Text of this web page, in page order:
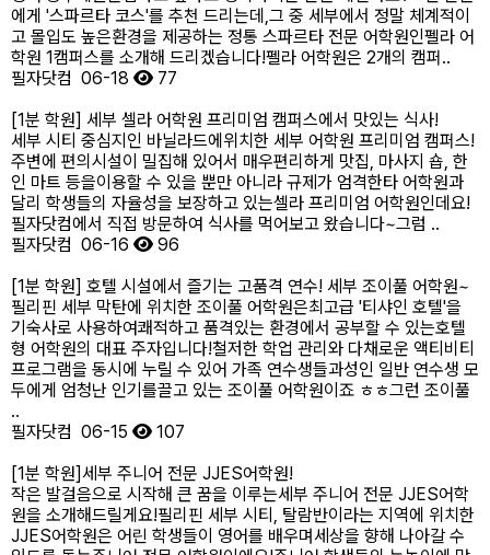
에게 '스파르타 코스'를 추천 드리는데,그 중 세부에서 정말 체계적이
고 몰입도 높은환경을 제공하는 정통 스파르타 전문 어학원인펠라 어
학원 1캠퍼스를 소개해 드리겠습니다!​펠라 어학원은 2개의 캠퍼..
필자닷컴 06-18
77
[1분 학원] 세부 셀라 어학원 프리미엄 캠퍼스에서 맛있는 식사!
세부 시티 중심지인 바닐라드에위치한 세부 어학원 프리미엄 캠퍼스!​
주변에 편의시설이 밀집해 있어서 매우편리하게 맛집, 마사지 숍, 한
인 마트 등을이용할 수 있을 뿐만 아니라 규제가 엄격한타 어학원과
달리 학생들의 자율성을 보장하고 있는셀라 프리미엄 어학원인데요!​
필자닷컴에서 직접 방문하여 식사를 먹어보고 왔습니다~​그럼 ..
필자닷컴 06-16
96
[1분 학원] 호텔 시설에서 즐기는 고품격 연수! 세부 조이풀 어학원~
필리핀 세부 막탄에 위치한 조이풀 어학원은최고급 '티샤인 호텔'을
기숙사로 사용하여쾌적하고 품격있는 환경에서 공부할 수 있는호텔
형 어학원의 대표 주자입니다!철저한 학업 관리와 다채로운 액티비티
프로그램을 동시에 누릴 수 있어 가족 연수생들과성인 일반 연수생 모
두에게 엄청난 인기를끌고 있는 조이풀 어학원이죠 ㅎㅎ그런 조이풀
..
필자닷컴 06-15
107
[1분 학원]세부 주니어 전문 JJES어학원!
작은 발걸음으로 시작해 큰 꿈을 이루는세부 주니어 전문 JJES어학
원을 소개해드릴게요!​필리핀 세부 시티, 탈람반이라는 지역에 위치한
JJES어학원은 어린 학생들이 영어를 배우며세상을 향해 나아갈 수